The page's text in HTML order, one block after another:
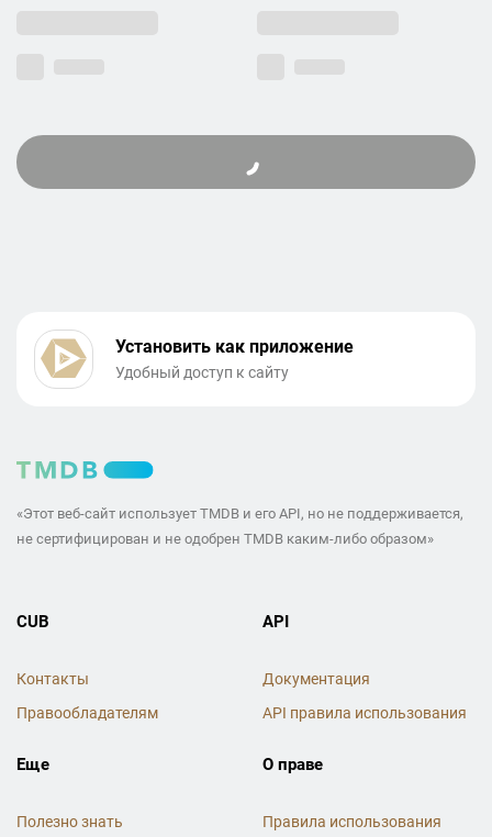
Загрузить еще
Установить как приложение
Удобный доступ к сайту
«Этот веб-сайт использует TMDB и его API, но не поддерживается,
не сертифицирован и не одобрен TMDB каким-либо образом»
CUB
Контакты
Правообладателям
API
Документация
API правила использования
Еще
Полезно знать
О праве
Правила использования